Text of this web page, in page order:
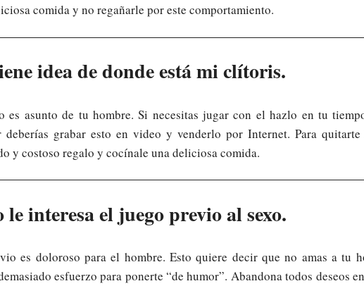
comida y no regañarle por este comportamiento.
idea de donde está mi clítoris.
es asunto de tu hombre. Si necesitas jugar con el hazlo en tu
grabar esto en video y venderlo por Internet. Para
y costoso regalo y cocínale una deliciosa comida.
le interesa el juego previo al sexo.
es doloroso para el hombre. Esto quiere decir que no amas a tu
esfuerzo para ponerte “de humor”. Abandona todos deseos